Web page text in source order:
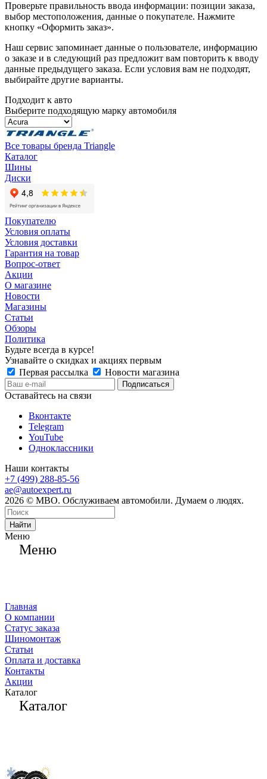
Проверьте правильность ввода информации: позиции заказа,
выбор местоположения, данные о покупателе. Нажмите
кнопку «Оформить заказ».
Наш сервис запоминает данные о пользователе, информацию
о заказе и в следующий раз предложит вам повторить к вводу
данные предыдущего заказа. Если условия вам не подходят,
выбирайте другие варианты.
Подходит к авто
Выберите подходящую марку автомобиля
Все товары бренда Triangle
Каталог
Шины
Диски
Покупателю
Условия оплаты
Условия доставки
Гарантия на товар
Вопрос-ответ
Акции
О магазине
Новости
Магазины
Статьи
Обзоры
Политика
Будьте всегда в курсе!
Узнавайте о скидках и акциях первым
Первая рассылка
Новости магазина
Оставайтесь на связи
Вконтакте
Telegram
YouTube
Одноклассники
Наши контакты
+7 (499) 288-85-56
ae@autoexpert.ru
2026 © МВО. Обслуживаем автомобили. Думаем о людях.
Найти
Меню
Меню
Главная
О компании
Статус заказа
Шиномонтаж
Статьи
Оплата и доставка
Контакты
Акции
Каталог
Каталог